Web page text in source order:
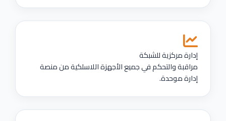
إدارة مركزية للشبكة
مراقبة والتحكم في جميع الأجهزة اللاسلكية من منصة
إدارة موحدة.